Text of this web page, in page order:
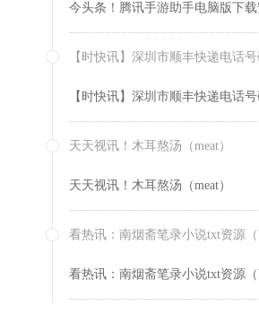
天天视讯！木耳熬汤（meat）
天天视讯！木耳熬汤（meat）